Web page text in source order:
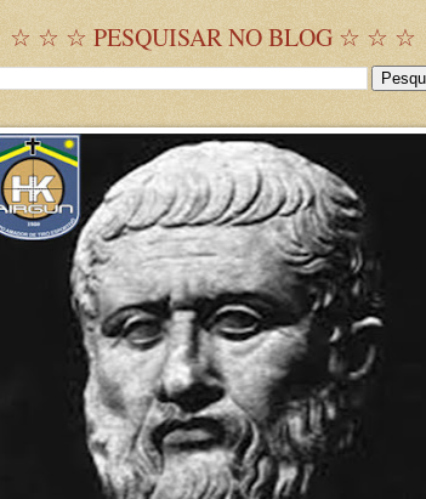
☆ ☆ ☆ PESQUISAR NO BLOG ☆ ☆ ☆